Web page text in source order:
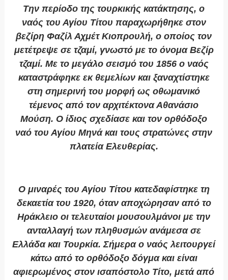
Την περίοδο της τουρκικής κατάκτησης, ο
ναός του Αγίου Τίτου παραχωρήθηκε στον
βεζίρη Φαζίλ Αχμέτ Κιοπρουλή, ο οποίος τον
μετέτρεψε σε τζαμί, γνωστό με το όνομα Βεζίρ
τζαμί. Με το μεγάλο σεισμό του 1856 ο ναός
καταστράφηκε εκ θεμελίων και ξαναχτίστηκε
στη σημερινή του μορφή ως οθωμανικό
τέμενος από τον αρχιτέκτονα Αθανάσιο
Μούση. Ο ίδιος σχεδίασε και τον ορθόδοξο
ναό του Αγίου Μηνά και τους στρατώνες στην
πλατεία Ελευθερίας.
Ο μιναρές του Αγίου Τίτου κατεδαφίστηκε τη
δεκαετία του 1920, όταν αποχώρησαν από το
Ηράκλειο οι τελευταίοι μουσουλμάνοι με την
ανταλλαγή των πληθυσμών ανάμεσα σε
Ελλάδα και Τουρκία. Σήμερα ο ναός λειτουργεί
κάτω από το ορθόδοξο δόγμα και είναι
αφιερωμένος στον ισαπόστολο Τίτο, μετά από